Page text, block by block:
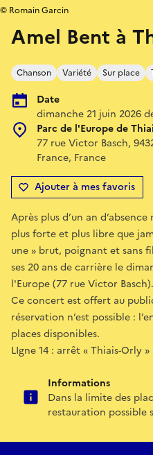
Amel Bent à
Chanson Variété Sur place
Date
dimanche 21 juin 2026
Parc de l'Europe de
77 rue Victor Basch,
France, France
Ajouter à mes favoris
© Romain Garcin
Après plus d’un an
plus forte et plus libre que
une » brut, poignant et sans
ses 20 ans de carrière le
l'Europe (77 rue Victor Basch).
Ce concert est offert au
réservation n’est possible :
places disponibles.
LIgne 14 : arrêt « Thiais-Orly »
Informations
Dans la limite des
restauration possible